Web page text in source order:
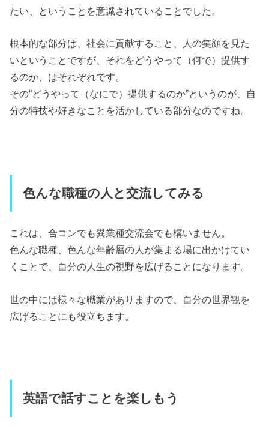
たい、ということを意識されていることでした。
根本的な部分は、社会に貢献すること、人の笑顔を見た
いということですが、それをどうやって（何で）提供す
るのか、はそれぞれです。
その“どうやって（なにで）提供するのか”というのが、自
分の特技や好きなことを活かしている部分なのですね。
色んな職種の人と交流してみる
これは、合コンでも異業種交流会でも構いません。
色んな職種、色んな年齢層の人が集まる場に出かけてい
くことで、自分の人生の視野を広げることになります。
世の中には様々な職業がありますので、自分の世界観を
広げることにも役立ちます。
英語で話すことを楽しもう